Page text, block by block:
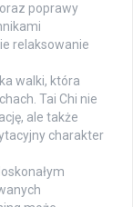
poprawy
relaksowanie
walki, która
Tai Chi nie
ale także
charakter